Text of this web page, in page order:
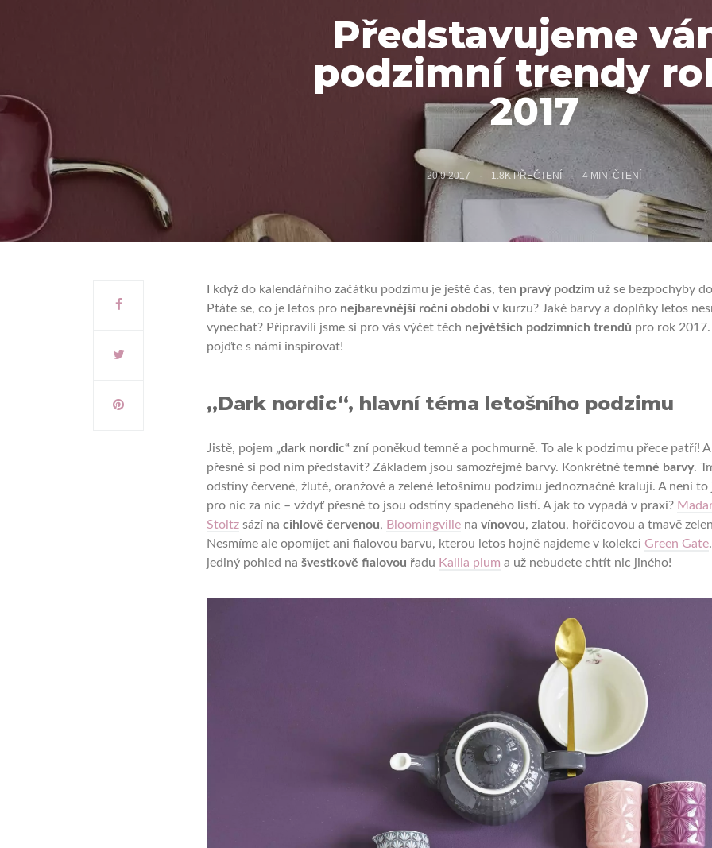
Představujeme
podzimní trendy
2017
20.9.2017 1.8K PŘEČTENÍ 4 MIN. ČTENÍ
I když do kalendářního začátku podzimu je ještě čas, ten pravý podzimuž se bezpochyby
Ptáte se, co je letos pro nejbarevnější roční obdobív kurzu? Jaké barvy a doplňky letos
vynechat? Připravili jsme si pro vás výčet těch největších podzimních trendů pro rok 2017.
pojďte s námi inspirovat!
„Dark nordic“, hlavní téma letošního podzimu
Jistě, pojem „dark nordic“zní poněkud temně a pochmurně. To ale k podzimu přece patří!
přesně si pod ním představit? Základem jsou samozřejmě barvy. Konkrétně temné barvy.
odstíny červené, žluté, oranžové a zelené letošnímu podzimu jednoznačně kralují. A není to
pro nic za nic – vždyť přesně to jsou odstíny spadeného listí. A jak to vypadá v praxi?
Stoltzsází na cihlově červenou, Bloomingvillena vínovou, zlatou, hořčicovou a tmavě
Nesmíme ale opomíjet ani fialovou barvu, kterou letos hojně najdeme v kolekci Green Gate
jediný pohled na švestkově fialovou řadu Kallia plum a už nebudete chtít nic jiného!